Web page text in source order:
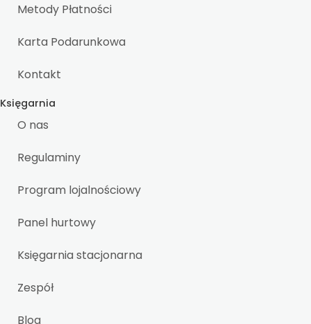
Metody Płatności
Karta Podarunkowa
Kontakt
Księgarnia
O nas
Regulaminy
Program lojalnościowy
Panel hurtowy
Księgarnia stacjonarna
Zespół
Blog